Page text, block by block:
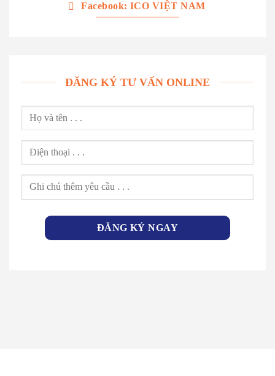
Facebook: ICO VIỆT NAM
ĐĂNG KÝ TƯ VẤN ONLINE